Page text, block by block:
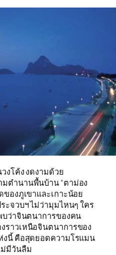
งโค้ง งดงามด้วย
ตำนานพื้นบ้าน “ตาม่อง
ของภูเขาและเกาะน้อย
ะจวบฯ ไม่ว่ามุมไหนๆ ใคร
บว่าจินตนาการของคน
ราวเหนือจินตนาการของ
งนี้ คือสุดยอดความโรแมน
มีวันลืม